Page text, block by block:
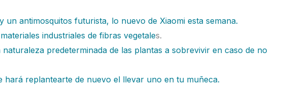
un antimosquitos futurista, lo nuevo de Xiaomi esta semana.
industriales de fibras vegetales.
predeterminada de las plantas a sobrevivir en caso de no
hará replantearte de nuevo el llevar uno en tu muñeca.